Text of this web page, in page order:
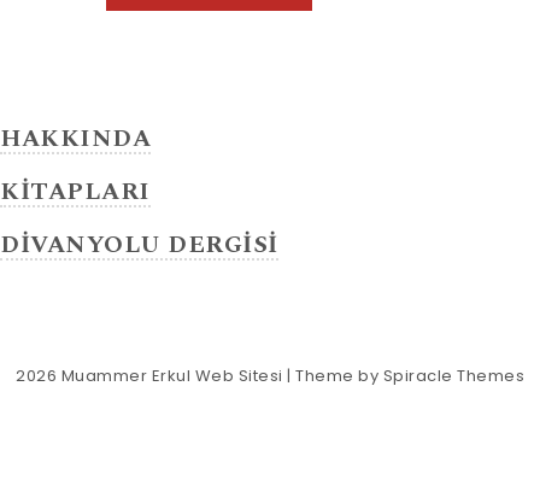
HAKKINDA
KİTAPLARI
DİVANYOLU DERGİSİ
2026 Muammer Erkul Web Sitesi | Theme by Spiracle Themes